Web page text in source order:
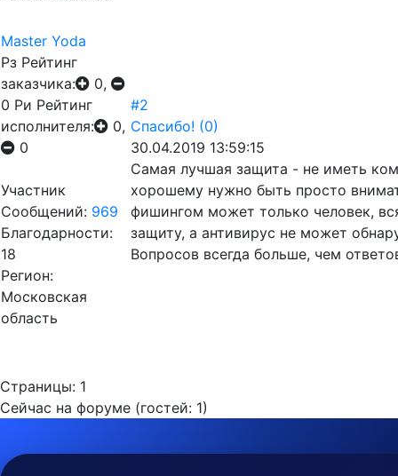
Master Yoda
Рз Рейтинг
заказчика:
0,
0 Ри Рейтинг
исполнителя:
0,
0
Участник
Сообщений: 969
Благодарности:
18
Регион:
Московская
область
#2
Спасибо! (0)
30.04.2019 13:59:15
Самая лучшая защита - не иметь
хорошему нужно быть просто
фишингом может только человек,
защиту, а антивирус не может
Вопросов всегда больше, чем
Страницы: 1
Сейчас на форуме (гостей: 1)